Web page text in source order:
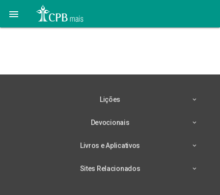

Lições
Devocionais
Livros e Aplicativos
Sites Relacionados